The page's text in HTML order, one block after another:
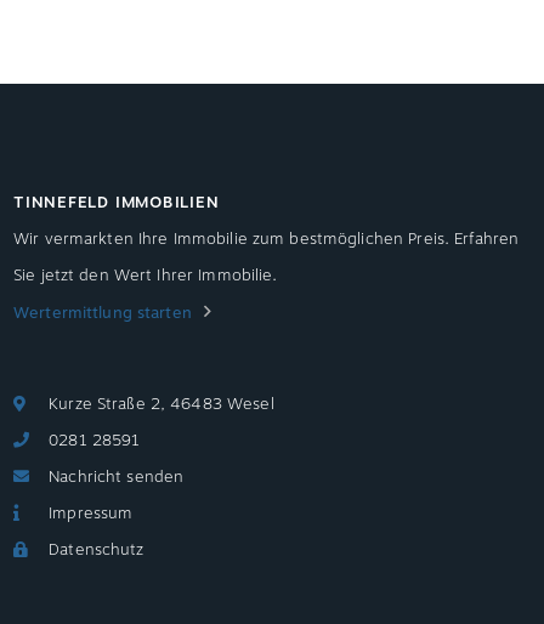
TINNEFELD IMMOBILIEN
Wir vermarkten Ihre Immobilie zum bestmöglichen Preis. Erfahren
Sie jetzt den Wert Ihrer Immobilie.
Wertermittlung starten
Kurze Straße 2, 46483 Wesel
0281 28591
Nachricht senden
Impressum
Datenschutz